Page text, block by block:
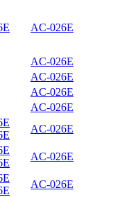
AC-026E
AC-026E
AC-026E
AC-026E
AC-026E
AC-026E
AC-026E
AC-026E